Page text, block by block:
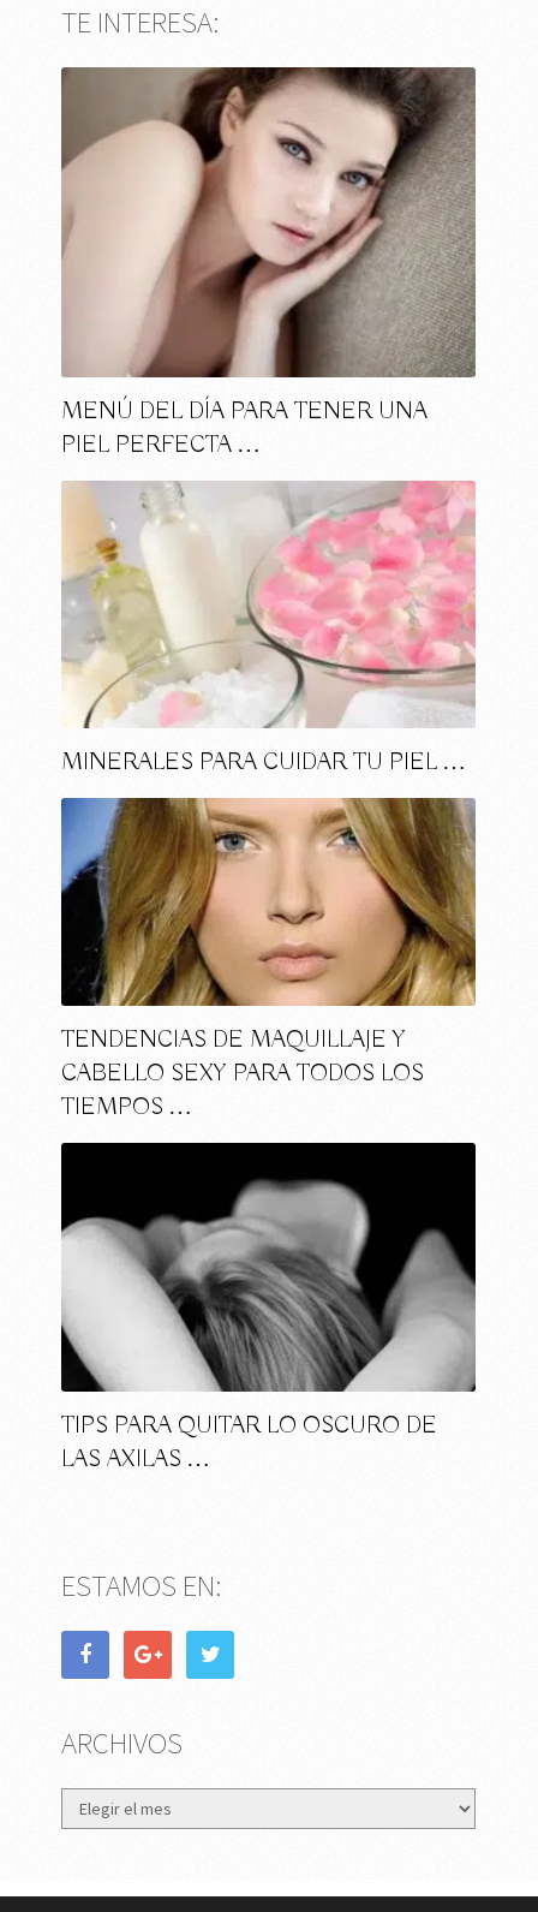
TE INTERESA:
MENÚ DEL DÍA PARA TENER UNA
PIEL PERFECTA …
MINERALES PARA CUIDAR TU PIEL …
TENDENCIAS DE MAQUILLAJE Y
CABELLO SEXY PARA TODOS LOS
TIEMPOS …
TIPS PARA QUITAR LO OSCURO DE
LAS AXILAS …
ESTAMOS EN:
ARCHIVOS
Archivos